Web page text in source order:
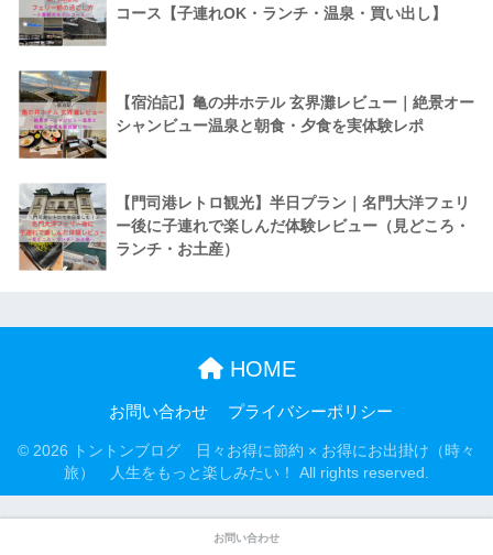
コース【子連れOK・ランチ・温泉・買い出し】
【宿泊記】亀の井ホテル 玄界灘レビュー｜絶景オー
シャンビュー温泉と朝食・夕食を実体験レポ
【門司港レトロ観光】半日プラン｜名門大洋フェリ
ー後に子連れで楽しんだ体験レビュー（見どころ・
ランチ・お土産）
HOME
お問い合わせ プライバシーポリシー
© 2026 トントンブログ 日々お得に節約 × お得にお出掛け（時々
旅） 人生をもっと楽しみたい！ All rights reserved.
お問い合わせ